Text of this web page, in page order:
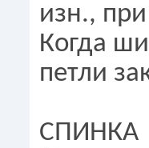
изн.,
Когда
петли
СПИНКА